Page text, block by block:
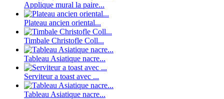
Applique mural la paire...
Plateau ancien oriental...
Timbale Christofle Coll...
Tableau Asiatique nacre...
Serviteur a toast avec ...
Tableau Asiatique nacre...